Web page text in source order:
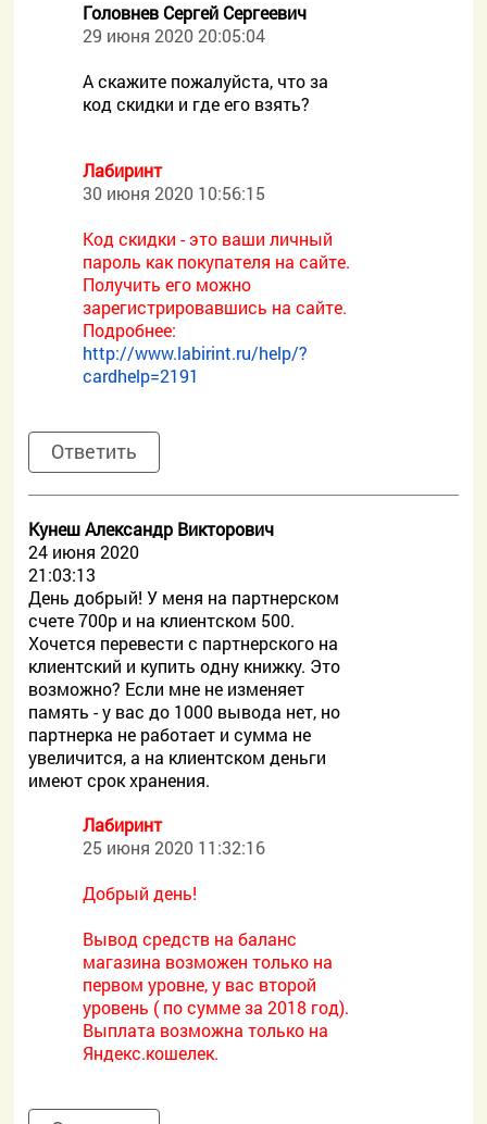
Головнев Сергей Сергеевич
29 июня 2020 20:05:04
А скажите пожалуйста, что за
код скидки и где его взять?
Лабиринт
30 июня 2020 10:56:15
Код скидки - это ваши личный
пароль как покупателя на сайте.
Получить его можно
зарегистрировавшись на сайте.
Подробнее:
http://www.labirint.ru/help/?
cardhelp=2191
Ответить
Кунеш Александр Викторович
24 июня 2020
21:03:13
День добрый! У меня на партнерском
счете 700р и на клиентском 500.
Хочется перевести с партнерского на
клиентский и купить одну книжку. Это
возможно? Если мне не изменяет
память - у вас до 1000 вывода нет, но
партнерка не работает и сумма не
увеличится, а на клиентском деньги
имеют срок хранения.
Лабиринт
25 июня 2020 11:32:16
Добрый день!
Вывод средств на баланс
магазина возможен только на
первом уровне, у вас второй
уровень ( по сумме за 2018 год).
Выплата возможна только на
Яндекс.кошелек.